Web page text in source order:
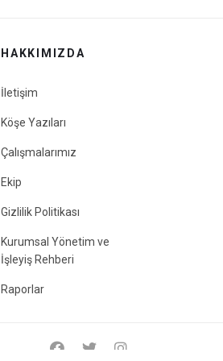
HAKKIMIZDA
İletişim
Köşe Yazıları
Çalışmalarımız
Ekip
Gizlilik Politikası
Kurumsal Yönetim ve
İşleyiş Rehberi
Raporlar